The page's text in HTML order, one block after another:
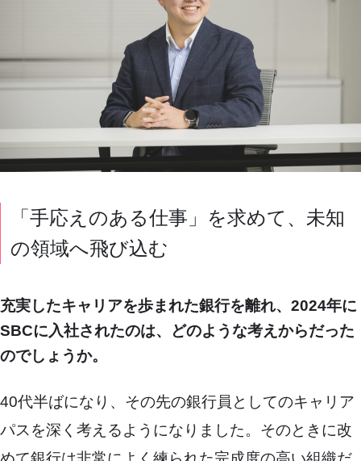
「手応えのある仕事」を求めて、未知
の領域へ飛び込む
充実したキャリアを歩まれた銀行を離れ、2024年に
SBCに入社されたのは、どのような考えからだった
のでしょうか。
40代半ばになり、その先の銀行員としてのキャリア
パスを深く考えるようになりました。そのときに改